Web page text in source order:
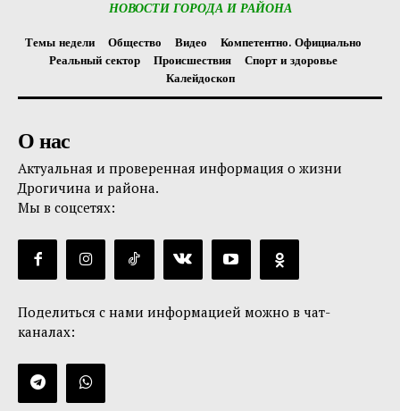
НОВОСТИ ГОРОДА И РАЙОНА
Темы недели Общество Видео
Компетентно. Официально
Реальный сектор
Происшествия
Спорт и здоровье
Калейдоскоп
О нас
Актуальная и проверенная информация о жизни
Дрогичина и района.
Мы в соцсетях:
Поделиться с нами информацией можно в чат-
каналах: